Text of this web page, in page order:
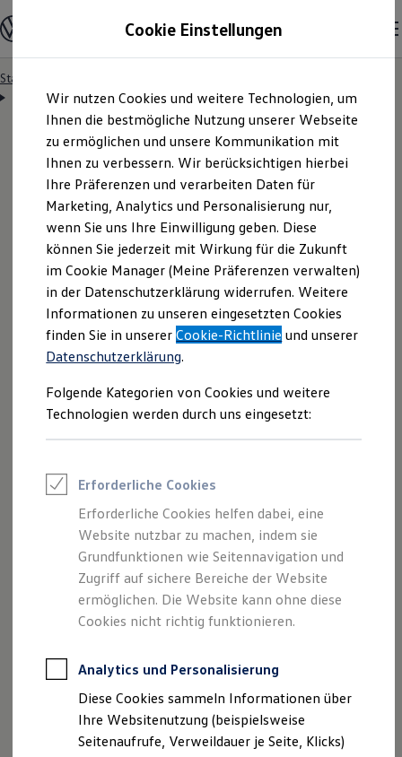
Hauptinhalt
springen
Footer
springen
Modelle und Konfigurator
Konfigurator
Modelle vergleichen
Elektroautos
ENERGY Sondermodelle
Nutzfahrzeuge
SUV und CUV
Familienautos
Kombis
Kompaktwagen
Sportwagen
Schnell verfügbare Fahrzeuge
Angebote und Produkte
Aktuelle Angebote
E-Auto-Förderung
Volkswagen Marktplatz
Die ENERGY Sondermodelle
Junge Gebrauchtwagen und Gebrauchtwagen
Volkswagen Zertifizierte Gebrauchtwagen
Elektromobilität bei Gebrauchtwagen
Saisonangebote
Reifenpakete
Leasing
Leasing-Angebote
Elektroauto Leasing
Kleinwagen-Leasing
Leasing ohne Anzahlung
Finanzierung
Autokredit mit Schlussrate
Versicherungen und Garantien
Kfz-Versicherung
Restschuldversicherungen
Garantien
Professional Class bei Volkswagen
Behörden
Direktkunden
Sonderfahrzeuge
Anpfiff zum Gewinn
Startseite
Assistenzsysteme
IQ.DRIVE & IQ.LIGHT
Ganz schön clever:Mit
unseren Assistenzsystemen
sicherer und entspannter ans
Ziel.
oder vorausschauendes Warnen und Bremsen –
mit den intelligenten Fahrerassistenzsystemen
IQ.DRIVE und IQ.LIGHT unterstützt Sie Ihr
Volkswagenunterwegs. Für mehr Sicherheit und
Fahrkomfort.
Welche Assistenzsysteme für Ihr Modell
Fahrassistenzsysteme
Parkassistenzsysteme
Cookie Einstellungen
Wir nutzen Cookies und weitere Technologien, um
Ihnen die bestmögliche Nutzung unserer Webseite
zu ermöglichen und unsere Kommunikation mit
Ihnen zu verbessern. Wir berücksichtigen hierbei
Ihre Präferenzen und verarbeiten Daten für
Marketing, Analytics und Personalisierung nur,
wenn Sie uns Ihre Einwilligung geben. Diese
können Sie jederzeit mit Wirkung für die Zukunft
im Cookie Manager (Meine Präferenzen verwalten)
in der Datenschutzerklärung widerrufen. Weitere
Informationen zu unseren eingesetzten Cookies
finden Sie in unsererCookie-Richtlinie und unserer
Datenschutzerklärung.
Folgende Kategorien von Cookies und weitere
Technologien werden durch uns eingesetzt:
Erforderliche Cookies
Erforderliche Cookies helfen dabei, eine
Website nutzbar zu machen, indem sie
Grundfunktionen wie Seitennavigation und
Zugriff auf sichere Bereiche der Website
ermöglichen. Die Website kann ohne diese
Cookies nicht richtig funktionieren.
Analytics und Personalisierung
Diese Cookies sammeln Informationen über
Ihre Websitenutzung (beispielsweise
Seitenaufrufe, Verweildauer je Seite, Klicks)